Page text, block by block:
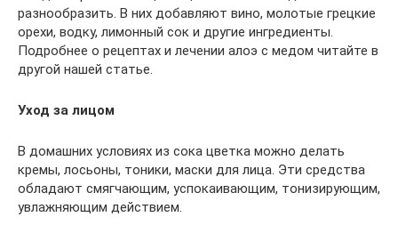
разнообразить. В них добавляют вино, молотые грецкие
орехи, водку, лимонный сок и другие ингредиенты.
Подробнее о рецептах и лечении алоэ с медом читайте в
другой нашей статье.
Уход за лицом
В домашних условиях из сока цветка можно делать
кремы, лосьоны, тоники, маски для лица. Эти средства
обладают смягчающим, успокаивающим, тонизирующим,
увлажняющим действием.